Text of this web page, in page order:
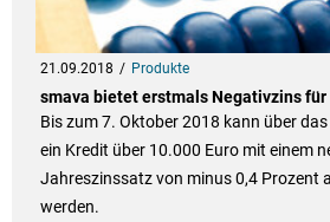
21.09.2018 Produkte
smava bietet erstmals Negativzins
Bis zum 7. Oktober 2018 kann über
ein Kredit über 10.000 Euro mit einem
Jahreszinssatz von minus 0,4 Prozent
werden.